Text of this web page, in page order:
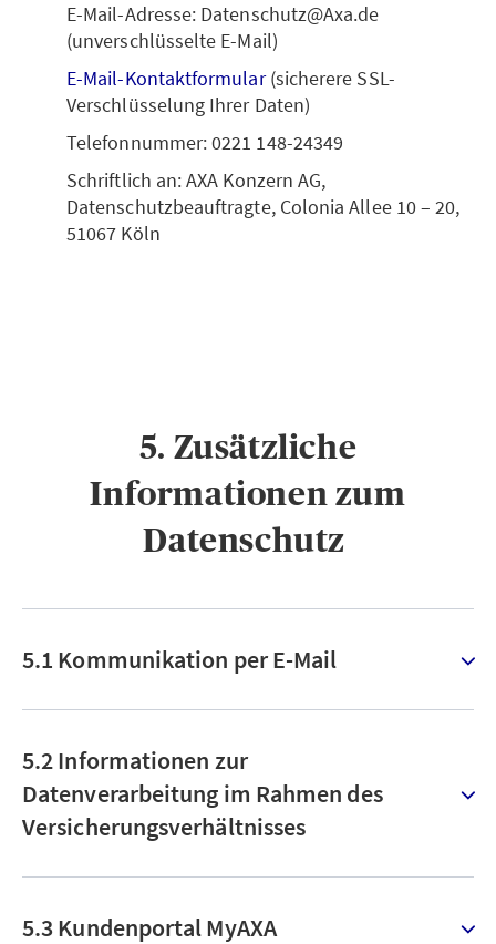
E-Mail-Adresse: Datenschutz@Axa.de
(unverschlüsselte E-Mail)
E-Mail-Kontaktformular(sicherere SSL-
Verschlüsselung Ihrer Daten)
Telefonnummer: 0221 148-24349
Schriftlich an: AXA Konzern AG,
Datenschutzbeauftragte, Colonia Allee 10 – 20,
51067 Köln
5. Zusätzliche
Informationen zum
Datenschutz ​
5.1 Kommunikation per E-Mail
5.2 Informationen zur
Datenverarbeitung im Rahmen des
Versicherungsverhältnisses
5.3 Kundenportal MyAXA